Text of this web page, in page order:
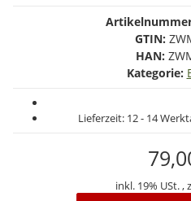
GTIN:
HAN:
Kategorie:
Lieferzeit: 12 - 14
inkl. 19% USt. ,